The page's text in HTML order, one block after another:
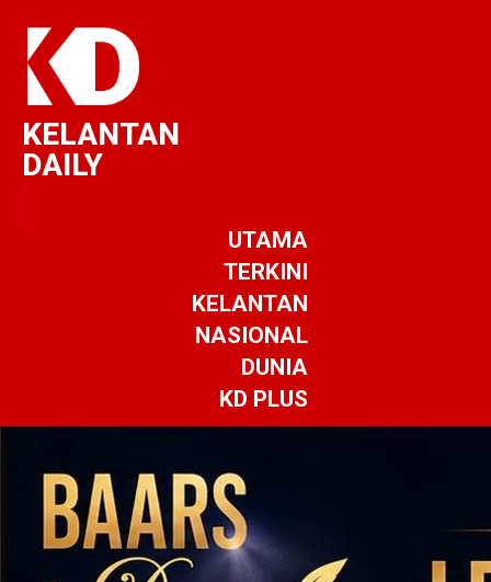
KELANTAN
DAILY
UTAMA
TERKINI
KELANTAN
NASIONAL
DUNIA
KD PLUS